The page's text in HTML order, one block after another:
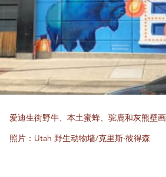
爱迪生街野牛、本土蜜蜂、驼鹿和灰熊壁画
照片：Utah 野生动物墙/克里斯·彼得森